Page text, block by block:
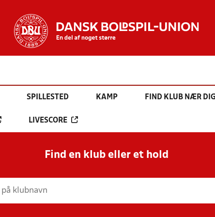
SPILLESTED KAMP FIND KLUB NÆR
LIVESCORE
Find en klub eller et hold